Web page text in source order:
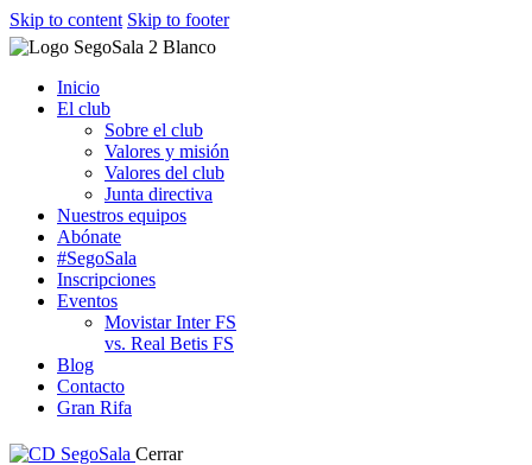
Skip to content Skip to footer
Inicio
El club
Sobre el club
Valores y misión
Valores del club
Junta directiva
Nuestros equipos
Abónate
#SegoSala
Inscripciones
Eventos
Movistar Inter FS
vs. Real Betis FS
Blog
Contacto
Gran Rifa
Cerrar